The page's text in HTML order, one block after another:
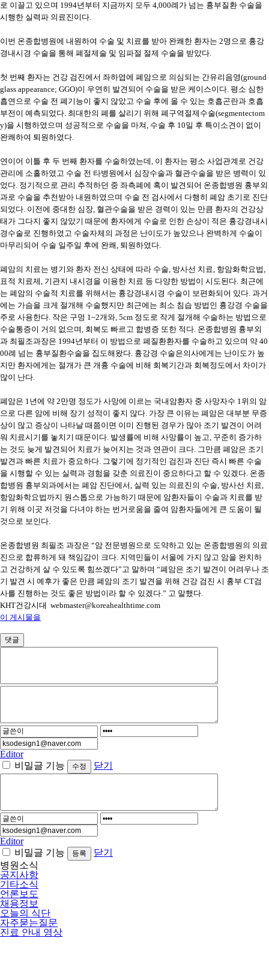
로 이끌고 있으며 1994년부터 지금까지 모두 4,000례가 넘는 흉부질환 수술을
시행한 실력파 의료진이다.
이번 온종합병원에 내원하여 수술 및 치료를 받아 완쾌한 환자는 2명으로 흉강
경내시경 수술을 통해 폐절제술 및 임파절 절제 수술을 받았다.
첫 번째 환자는 건강 검진에서 좌하엽에 폐암으로 의심되는 간유리음영(ground
glass appearance; GGO)이 우연히 발견되어 수술을 받은 케이스이다. 평소 심한
흡연으로 수술 전 폐기능이 좋지 않았고 수술 후에 올 수 있는 호흡곤란과 호흡
부전이 예측되었다. 최대한의 폐를 살리기 위해 폐구역절제수술(segmentectom
y)을 시행하였으며 성공적으로 수술을 마쳐, 수술 후 10일 후 특이소견이 없이
완쾌하여 퇴원하였다.
연이어 이틀 후 두 번째 환자를 수술하였는데, 이 환자는 평소 사업관계로 건강
관리에 소홀하였고 수술 전 타병원에서 심장수술과 혈관수술을 받은 병력이 있
었다. 정기적으로 관리 추적하던 중 좌측폐에 혹이 발견되어 온종합병원 흉부외
과로 수술을 추천받아 내원하였으며 수술 전 검사에서 다행히 폐암 초기로 진단
되었다. 이전에 중대한 심장, 혈관수술을 받은 경력이 있는 만큼 환자의 건강상
태가 그다지 좋지 않았기 때문에 환자에게 수술로 인한 손상이 적은 흉강경내시
경수술로 진행하였고 수술자체의 과정은 난이도가 높았으나 완벽하게 수술이
마무리되어 수술 일주일 후에 완쾌, 퇴원하였다.
폐암의 치료는 병기와 환자 전신 상태에 따라 수술, 방사선 치료, 항암화학요법,
표적 치료제, 기관지 내시경을 이용한 치료 등 다양한 방법이 시도된다. 최근에
는 폐암의 수술적 치료를 위해서는 흉강경내시경 수술이 보편화되어 있다. 과거
에는 가슴을 크게 절개해 수술했지만 최근에는 최소 침습 방법인 흉강경 수술을
주로 사용한다. 작은 구멍 1~2개와, 5cm 정도로 작게 절개해 수술하는 방법으로
수술통증이 거의 없으며, 회복도 빠르고 합병증 또한 적다. 온종합병원 흉부외
과 최필조과장은 1994년부터 이 방법으로 폐질환환자를 수술하고 있으며 약 40
00례 넘는 흉부질환수술을 집도해왔다. 흉강경 수술은의사에게는 난이도가 높
지만 환자에게는 절개가 큰 개흉 수술에 비해 회복기간과 회복정도에서 차이가
많이 난다.
폐암은 1년에 약 2만명 정도가 사망에 이르는 국내암환자 중 사망자수 1위의 암
으로 다른 암에 비해 장기 성적이 좋지 않다. 가장 큰 이유는 폐암은 대부분 무증
상이 많고 증상이 나타날 때쯤이면 이미 진행된 경우가 많아 조기 발견이 어려
워 치료시기를 놓치기 때문이다. 발생률에 비해 사망률이 높고, 꾸준히 증가하
는 것도 늦게 발견되어 치료가 늦어지는 것과 연관이 크다. 그만큼 폐암은 조기
발견과 빠른 치료가 중요하다. 그렇기에 정기적인 검진과 진단 즉시 빠른 수술
을 시행할 수 있는 실력과 경험을 갖춘 의료진이 중요하다고 할 수 있겠다. 온종
합병원 흉부외과에서는 폐암 진단에서, 실력 있는 의료진의 수술, 방사선 치료,
항암화학요법까지 원스톱으로 가능하기 때문에 암환자들이 수술과 치료를 받
기 위해 이곳 저것을 다녀야 하는 번거로움을 줄여 암환자들에게 큰 도움이 될
것으로 보인다.
온종합병원 최필조 과장은 “암 전문병원으로 도약하고 있는 온종합병원의 의료
진으로 합류하게 돼 책임감이 크다. 지역민들이 서울에 가지 않고 암을 완치하
고 건강하게 살 수 있도록 힘쓰겠다”고 말하며 “폐암은 조기 발견이 어려우나 조
기 발견 시 예후가 좋은 만큼 폐암의 조기 발견을 위해 건강 검진 시 흉부 CT검
사를 진행하는 것도 좋은 방법이라 할 수 있겠다.” 고 말했다.
KHT건강시대 webmaster@koreahealthtime.com
이 게시물을
댓글
Editor
비밀글 기능
닫기
Editor
비밀글 기능
닫기
병원소식
공지사항
기타소식
언론보도
채용정보
오늘의 식단
자주묻는질문
진료 안내 영상